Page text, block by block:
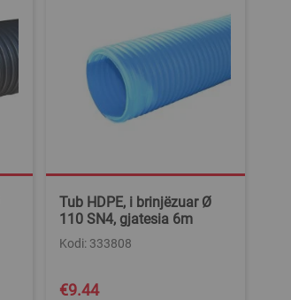
Tub HDPE, i brinjëzuar Ø
110 SN4, gjatesia 6m
Kodi: 333808
€9.44